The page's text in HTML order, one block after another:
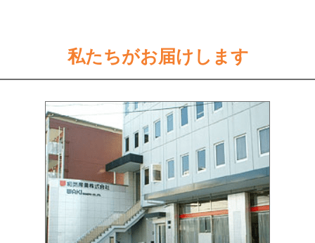
私たちがお届けします